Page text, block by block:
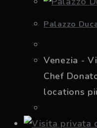
Palazzo
Venezia -
Chef
locations